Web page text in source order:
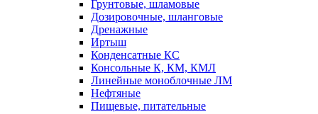
Грунтовые, шламовые
Дозировочные, шланговые
Дренажные
Иртыш
Конденсатные КС
Консольные К, КМ, КМЛ
Линейные моноблочные ЛМ
Нефтяные
Пищевые, питательные